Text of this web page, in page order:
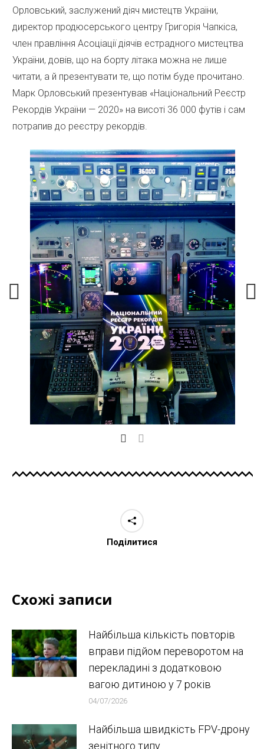
Орловський, заслужений діяч мистецтв України,
директор продюсерського центру Григорія Чапкіса,
член правління Асоціації діячів естрадного мистецтва
України, довів, що на борту літака можна не лише
читати, а й презентувати те, що потім буде прочитано.
Марк Орловський презентував «Національний Реєстр
Рекордів України — 2020» на висоті 36 000 футів і сам
потрапив до реєстру рекордів.
Поділитися
Схожі записи
Найбільша кількість повторів
вправи підйом переворотом на
перекладині з додатковою
вагою дитиною у 7 років
04/07/2026
Найбільша швидкість FPV-дрону
зенітного типу